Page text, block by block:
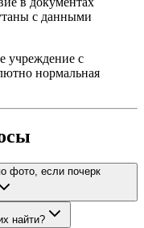
с данными
учреждение с
нормальная
фото, если почерк
найти?